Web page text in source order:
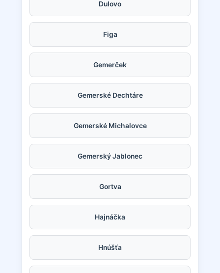
Dulovo
Figa
Gemerček
Gemerské Dechtáre
Gemerské Michalovce
Gemerský Jablonec
Gortva
Hajnáčka
Hnúšťa